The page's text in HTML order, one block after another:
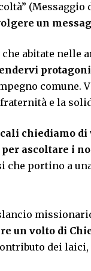
(Messaggio
un
abitate nelle
comune.
e la
chiediamo
per ascoltare i
che portino a
un volto di
dei laici,